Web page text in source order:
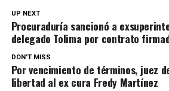
UP NEXT
Procuraduría sancionó a
delegado Tolima por contrato
DON'T MISS
Por vencimiento de términos, juez
libertad al ex cura Fredy Martínez